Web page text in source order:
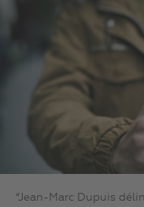
“Jean-Marc Dupuis